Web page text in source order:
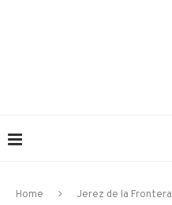
Home Jerez de la Frontera